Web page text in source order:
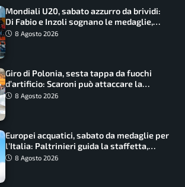
Mondiali U20, sabato azzurro da brividi:
Di Fabio e Inzoli sognano le medaglie,
Castellani e Succo in finale
8 Agosto 2026
Giro di Polonia, sesta tappa da fuochi
d’artificio: Scaroni può attaccare la
maglia di Lemmen
8 Agosto 2026
Europei acquatici, sabato da medaglie per
l’Italia: Paltrinieri guida la staffetta,
Barnabà sogna l’oro dalle grandi altezze
8 Agosto 2026